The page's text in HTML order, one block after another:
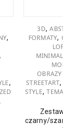
,
,
,
3D,
FORMATY,
STREETART,
STYLE,
czarny/